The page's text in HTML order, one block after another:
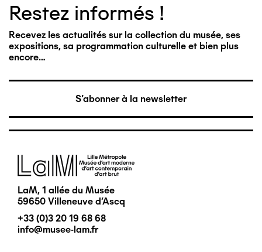
Restez informés !
Recevez les actualités sur la collection du musée, ses
expositions, sa programmation culturelle et bien plus
encore…
S'abonner à la newsletter
Image
LaM, 1 allée du Musée
59650 Villeneuve d'Ascq
+33 (0)3 20 19 68 68
info@musee-lam.fr